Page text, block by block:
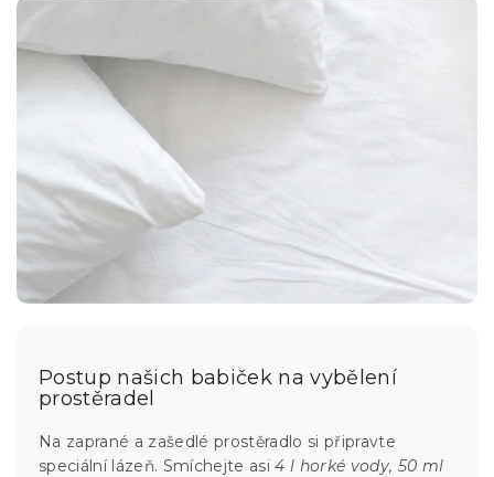
Postup našich babiček na vybělení
prostěradel
Na zaprané a zašedlé prostěradlo si připravte
speciální lázeň. Smíchejte asi4 l horké vody, 50 ml